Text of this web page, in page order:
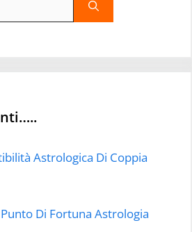
Astrologica Di Coppia
Di Fortuna Astrologia